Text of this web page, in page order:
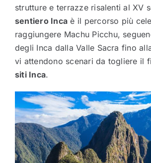
strutture e terrazze risalenti al XV
sentiero Inca è il percorso più
raggiungere Machu Picchu,
degli Inca dalla Valle Sacra fino
vi attendono scenari da togliere il
siti Inca.